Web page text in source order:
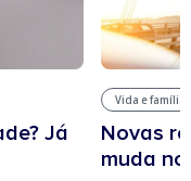
Já
Vida e família
Novas
muda